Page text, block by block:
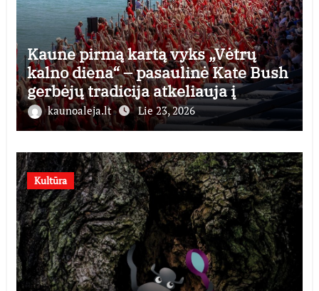
Kaune pirmą kartą vyks „Vėtrų
kalno diena“ – pasaulinė Kate Bush
gerbėjų tradicija atkeliauja į
Lietuvą
kaunoaleja.lt Lie 23, 2026
Kultūra